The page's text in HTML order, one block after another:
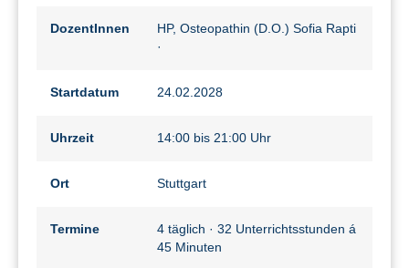
DozentInnen
HP, Osteopathin (D.O.) Sofia Rapti
·
Startdatum 24.02.2028
Uhrzeit 14:00 bis 21:00 Uhr
Ort Stuttgart
Termine
4 täglich · 32 Unterrichtsstunden á
45 Minuten